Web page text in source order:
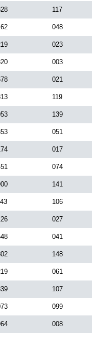
117
048
023
003
021
119
139
051
017
074
141
106
027
041
148
061
107
099
008